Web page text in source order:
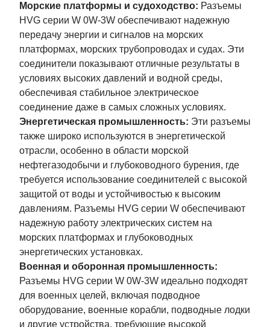
Морские платформы и судоходство: Разъемы
HVG серии W 0W-3W обеспечивают надежную
передачу энергии и сигналов на морских
платформах, морских трубопроводах и судах. Эти
соединители показывают отличные результаты в
условиях высоких давлений и водной среды,
обеспечивая стабильное электрическое
соединение даже в самых сложных условиях.
Энергетическая промышленность: Эти разъемы
также широко используются в энергетической
отрасли, особенно в области морской
нефтегазодобычи и глубоководного бурения, где
требуется использование соединителей с высокой
защитой от воды и устойчивостью к высоким
давлениям. Разъемы HVG серии W обеспечивают
надежную работу электрических систем на
морских платформах и глубоководных
энергетических установках.
Военная и оборонная промышленность:
Разъемы HVG серии W 0W-3W идеально подходят
для военных целей, включая подводное
оборудование, военные корабли, подводные лодки
и другие устройства, требующие высокой